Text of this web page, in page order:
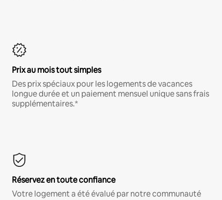
Prix au mois tout simples
Des prix spéciaux pour les logements de vacances
longue durée et un paiement mensuel unique sans frais
supplémentaires.*
Réservez en toute confiance
Votre logement a été évalué par notre communauté